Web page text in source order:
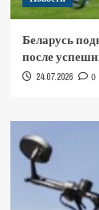
Беларусь
после
24.07.2026 0